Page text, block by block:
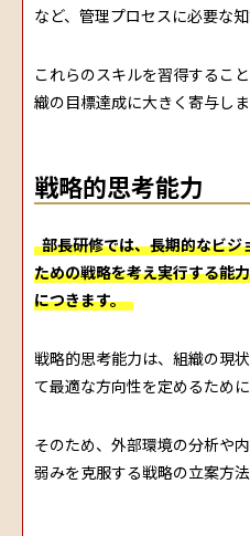
など、管理プロセスに必要な知
これらのスキルを習得するこ
織の目標達成に大きく寄与しま
戦略的思考能力
部長研修では、長期的なビ
ための戦略を考え実行する能
につきます。
戦略的思考能力は、組織の現
て最適な方向性を定めるために
そのため、外部環境の分析や
弱みを克服する戦略の立案方法